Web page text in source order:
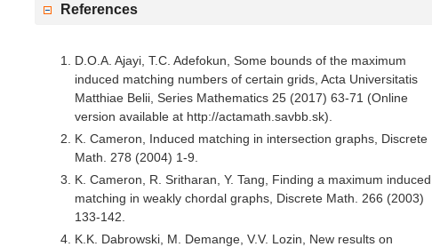
References
D.O.A. Ajayi, T.C. Adefokun, Some bounds of the maximum
induced matching numbers of certain grids, Acta Universitatis
Matthiae Belii, Series Mathematics 25 (2017) 63-71 (Online
version available at http://actamath.savbb.sk).
K. Cameron, Induced matching in intersection graphs, Discrete
Math. 278 (2004) 1-9.
K. Cameron, R. Sritharan, Y. Tang, Finding a maximum induced
matching in weakly chordal graphs, Discrete Math. 266 (2003)
133-142.
K.K. Dabrowski, M. Demange, V.V. Lozin, New results on